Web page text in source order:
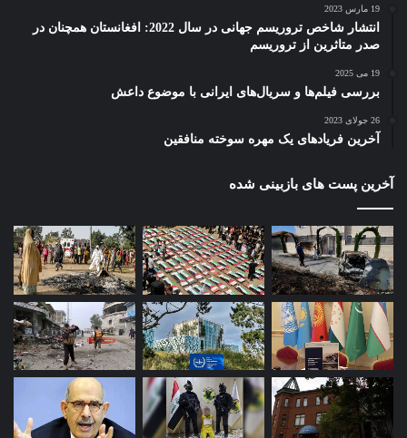
19 مارس 2023
انتشار شاخص تروریسم جهانی در سال 2022: افغانستان همچنان در
صدر متاثرین از تروریسم
19 می 2025
بررسی فیلم‌ها و سریال‌های ایرانی با موضوع داعش
26 جولای 2023
آخرین فریادهای یک مهره سوخته منافقین
آخرین پست های بازبینی شده